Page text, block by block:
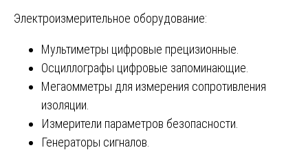
Электроизмерительное оборудование:
Мультиметры цифровые прецизионные.
Осциллографы цифровые запоминающие.
Мегаомметры для измерения сопротивления
изоляции.
Измерители параметров безопасности.
Генераторы сигналов.